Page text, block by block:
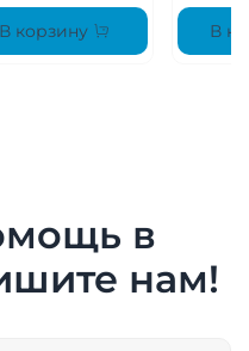
В корзину В
в
нам!